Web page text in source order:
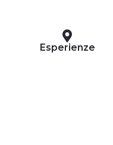
Esperienze